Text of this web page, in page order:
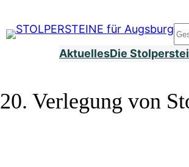
AktuellesDie
20. Verlegung von